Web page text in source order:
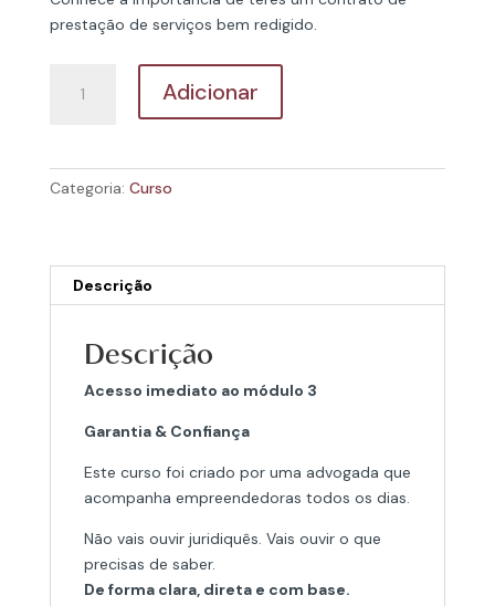
prestação de serviços bem redigido.
Adicionar
Categoria: Curso
Descrição
Descrição
Acesso imediato ao módulo 3
Garantia & Confiança
Este curso foi criado por uma advogada que
acompanha empreendedoras todos os dias.
Não vais ouvir juridiquês. Vais ouvir o que
precisas de saber.
De forma clara, direta e com base.